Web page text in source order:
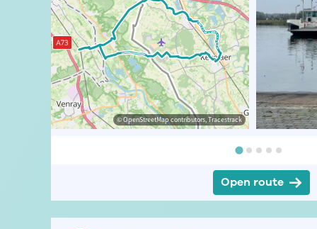
© OpenStreetMap contributors, Tracestrack
Open route
© Pascal Peeters © Pascal Peeters